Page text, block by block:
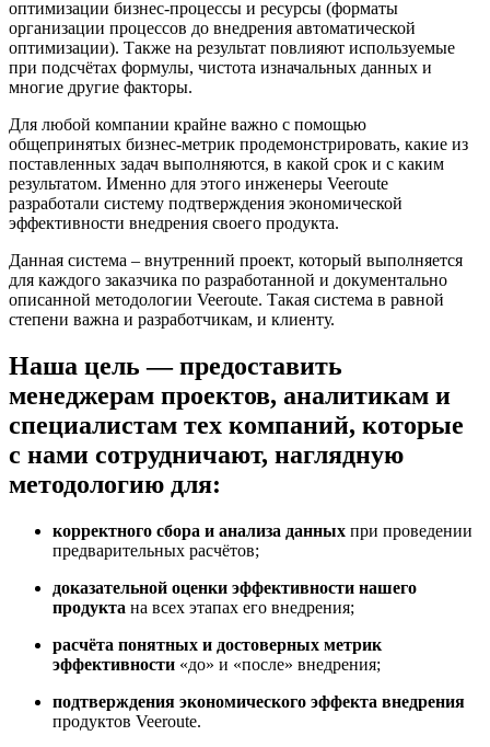
оптимизации бизнес-процессы и ресурсы (форматы
организации процессов до внедрения автоматической
оптимизации). Также на результат повлияют используемые
при подсчётах формулы, чистота изначальных данных и
многие другие факторы.
Для любой компании крайне важно с помощью
общепринятых бизнес-метрик продемонстрировать, какие из
поставленных задач выполняются, в какой срок и с каким
результатом. Именно для этого инженеры Veeroute
разработали систему подтверждения экономической
эффективности внедрения своего продукта.
Данная система – внутренний проект, который выполняется
для каждого заказчика по разработанной и документально
описанной методологии Veeroute. Такая система в равной
степени важна и разработчикам, и клиенту.
Наша цель — предоставить
менеджерам проектов, аналитикам и
специалистам тех компаний, которые
с нами сотрудничают, наглядную
методологию для:
корректного сбора и анализа данных при проведении
предварительных расчётов;
доказательной оценки эффективности нашего
продукта на всех этапах его внедрения;
расчёта понятных и достоверных метрик
эффективности «до» и «после» внедрения;
подтверждения экономического эффекта внедрения
продуктов Veeroute.